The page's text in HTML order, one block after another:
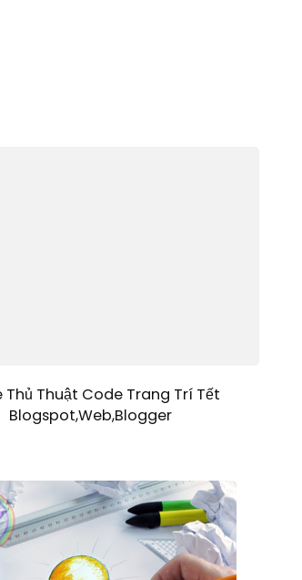
Thủ Thuật Code Trang Trí Tết
Blogspot,Web,Blogger